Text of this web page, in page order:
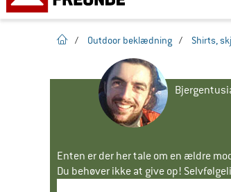
Hjemmeside
/ Outdoor beklædning / Shirts,
Enten er der her tale om en ældre
Du behøver ikke at give op!